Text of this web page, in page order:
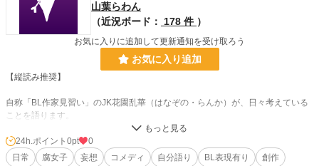
山葉らわん
（近況ボード：
178 件 ）
お気に入りに追加して更新通知を受け取ろう
お気に入り追加
【縦読み推奨】
自称「BL作家見習い」のJK花園乱華（はなぞの・らんか）が、日々考えている
ことを語ります。
不定期更新なので、気長にお附合いください。
24h.ポイント 0pt
0
日常
腐女子 妄想 コメディ 自分語り BL表現有り
創作